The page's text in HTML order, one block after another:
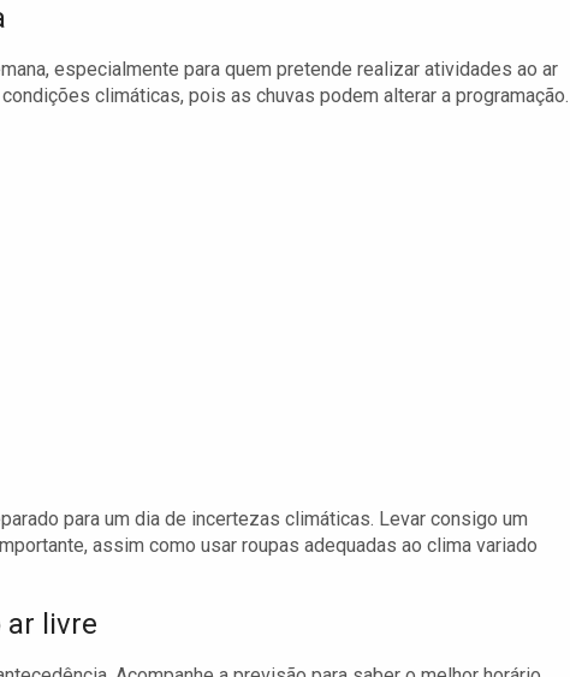
especialmente para quem pretende realizar atividades ao ar
climáticas, pois as chuvas podem alterar a programação.
para um dia de incertezas climáticas. Levar consigo um
assim como usar roupas adequadas ao clima variado
ar livre